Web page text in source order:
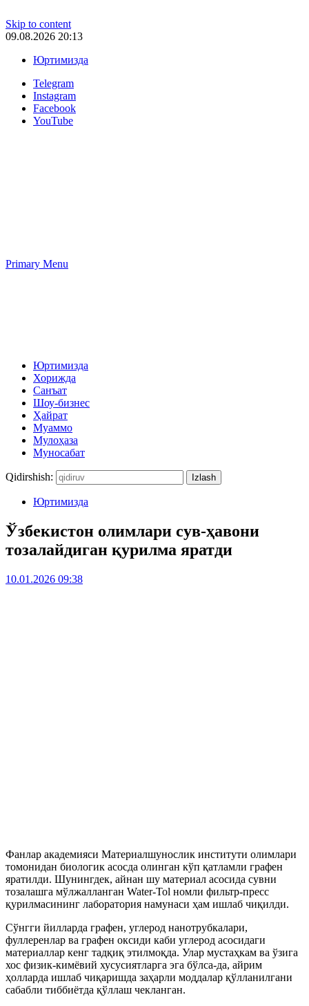
Skip to content
09.08.2026 20:13
Юртимизда
Telegram
Instagram
Facebook
YouTube
Primary Menu
Юртимизда
Хорижда
Санъат
Шоу-бизнес
Ҳайрат
Муаммо
Мулоҳаза
Муносабат
Qidirshish:
Юртимизда
Ўзбекистон олимлари сув-ҳавони
тозалайдиган қурилма яратди
10.01.2026 09:38
Фанлар академияси Материалшунослик институти олимлари
томонидан биологик асосда олинган кўп қатламли графен
яратилди. Шунингдек, айнан шу материал асосида сувни
тозалашга мўлжалланган Water-Тоl номли фильтр-пресс
қурилмасининг лаборатория намунаси ҳам ишлаб чиқилди.
Сўнгги йилларда графен, углерод нанотрубкалари,
фуллеренлар ва графен оксиди каби углерод асосидаги
материаллар кенг тадқиқ этилмоқда. Улар мустаҳкам ва ўзига
хос физик-кимёвий хусусиятларга эга бўлса-да, айрим
ҳолларда ишлаб чиқаришда заҳарли моддалар қўлланилгани
сабабли тиббиётда қўллаш чекланган.